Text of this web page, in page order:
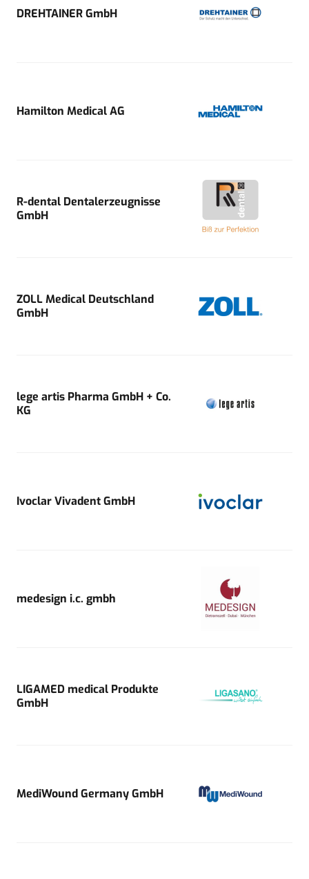
DREHTAINER GmbH
Hamilton Medical AG
R-dental Dentalerzeugnisse
GmbH
ZOLL Medical Deutschland
GmbH
lege artis Pharma GmbH + Co.
KG
Ivoclar Vivadent GmbH
medesign i.c. gmbh
LIGAMED medical Produkte
GmbH
MediWound Germany GmbH